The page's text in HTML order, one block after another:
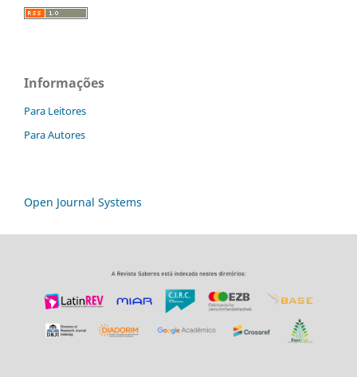
Informações
Para Leitores
Para Autores
Open Journal Systems